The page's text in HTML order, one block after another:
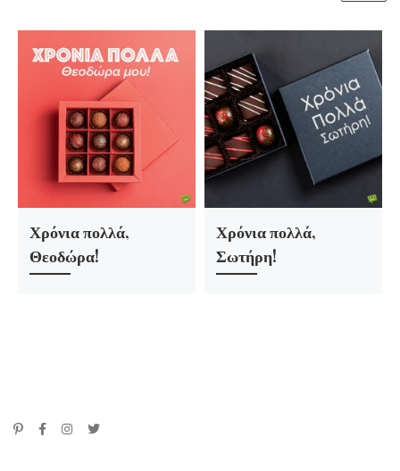
Χρόνια πολλά,
Θεοδώρα!
Χρόνια πολλά,
Σωτήρη!